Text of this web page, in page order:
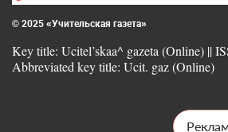
© 2025 «Учительская газета»
Key title: Ucitel’skaa^ gazeta (Online) ||
Abbreviated key title: Ucit. gaz (Online)